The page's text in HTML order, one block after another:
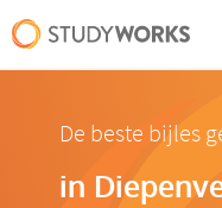
De beste bijles
in